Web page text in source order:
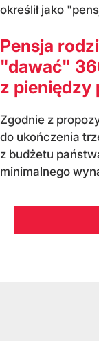
określił jako
Pensja
"dawać"
z pieniędzy
Zgodnie z
do ukończenia
z budżetu
minimalnego